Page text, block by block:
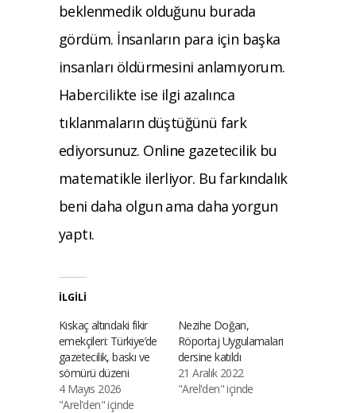
beklenmedik olduğunu burada
gördüm. İnsanların para için başka
insanları öldürmesini anlamıyorum.
Habercilikte ise ilgi azalınca
tıklanmaların düştüğünü fark
ediyorsunuz. Online gazetecilik bu
matematikle ilerliyor. Bu farkındalık
beni daha olgun ama daha yorgun
yaptı.
İLGILI
Kıskaç altındaki fikir
emekçileri: Türkiye’de
gazetecilik, baskı ve
sömürü düzeni
4 Mayıs 2026
"Arel'den" içinde
Nezihe Doğan,
Röportaj Uygulamaları
dersine katıldı
21 Aralık 2022
"Arel'den" içinde